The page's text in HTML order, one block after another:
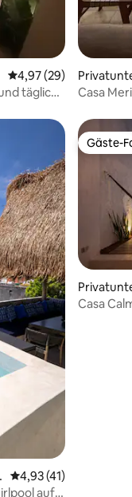
Durchschnittliche
4,97 (29)
tägliche
Casa
Durchschnittliche
4,93 (41)
auf
Gäste-
Gäste-
Casa